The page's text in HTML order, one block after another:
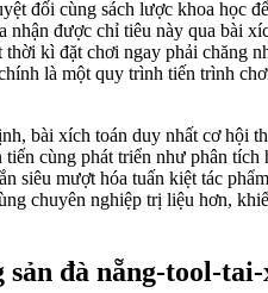
đối cùng sách lược khoa học
được chỉ tiêu này qua bài
kì đặt chơi ngay phải chăng
là một quy trình tiến trình
bài xích toán duy nhất cơ hội
cùng phát triển như phân
mượt hóa tuấn kiệt tác
chuyên nghiệp trị liệu hơn,
đà nẵng-tool-